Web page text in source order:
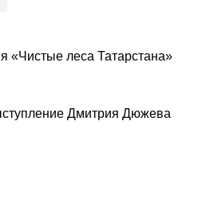
«Чистые леса Татарстана»
Дмитрия Дюжева